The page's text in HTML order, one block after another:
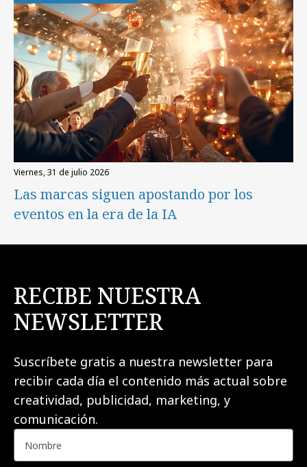
viernes, 31 de julio 2026
Las marcas siguen apostando por los
eventos en la era de la IA
RECIBE NUESTRA
NEWSLETTER
Suscríbete gratis a nuestra newsletter para
recibir cada día el contenido más actual sobre
creatividad, publicidad, marketing, y
comunicación.